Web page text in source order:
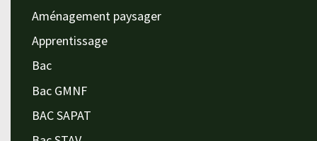
Aménagement paysager
Apprentissage
Bac
Bac GMNF
BAC SAPAT